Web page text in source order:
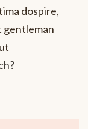
dospire,
gentleman